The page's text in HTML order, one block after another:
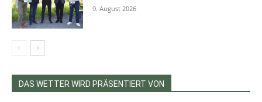
9. August 2026
DAS WETTER WIRD PRÄSENTIERT VON